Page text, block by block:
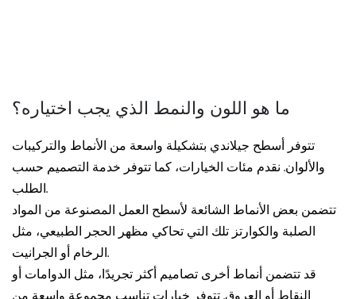
ما هو اللون والنمط الذي يجب اختياره؟
تتوفر أسطح جيلاندي بتشكيلة واسعة من الأنماط والتركيبات
والألوان. نقدم مئات الخيارات، كما تتوفر خدمة التصميم حسب
الطلب.
تتضمن بعض الأنماط الشائعة لأسطح العمل المصنوعة من المواد
الصلبة والكوارتز تلك التي تحاكي مظهر الحجر الطبيعي، مثل
الرخام أو الجرانيت.
قد تتضمن أنماط أخرى تصاميم أكثر تجريدًا، مثل الدوامات أو